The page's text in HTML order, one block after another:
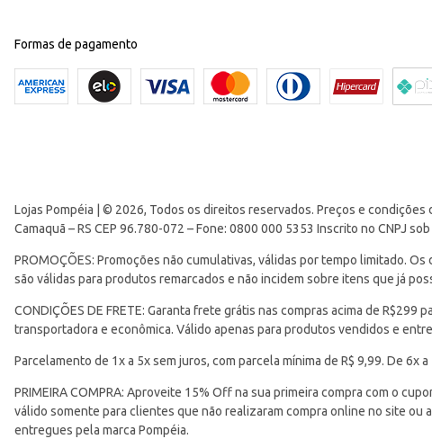
Formas de pagamento
Lojas Pompéia | © 2026, Todos os direitos reservados. Preços e
Camaquã – RS CEP 96.780-072 – Fone: 0800 000 5353 Inscrito no CNPJ
PROMOÇÕES: Promoções não cumulativas, válidas por tempo limitado.
são válidas para produtos remarcados e não incidem sobre itens que já
CONDIÇÕES DE FRETE: Garanta frete grátis nas compras acima de
transportadora e econômica. Válido apenas para produtos vendidos e
Parcelamento de 1x a 5x sem juros, com parcela mínima de R$ 9,99. De 6x
PRIMEIRA COMPRA: Aproveite 15% Off na sua primeira compra com o
válido somente para clientes que não realizaram compra online no site
entregues pela marca Pompéia.